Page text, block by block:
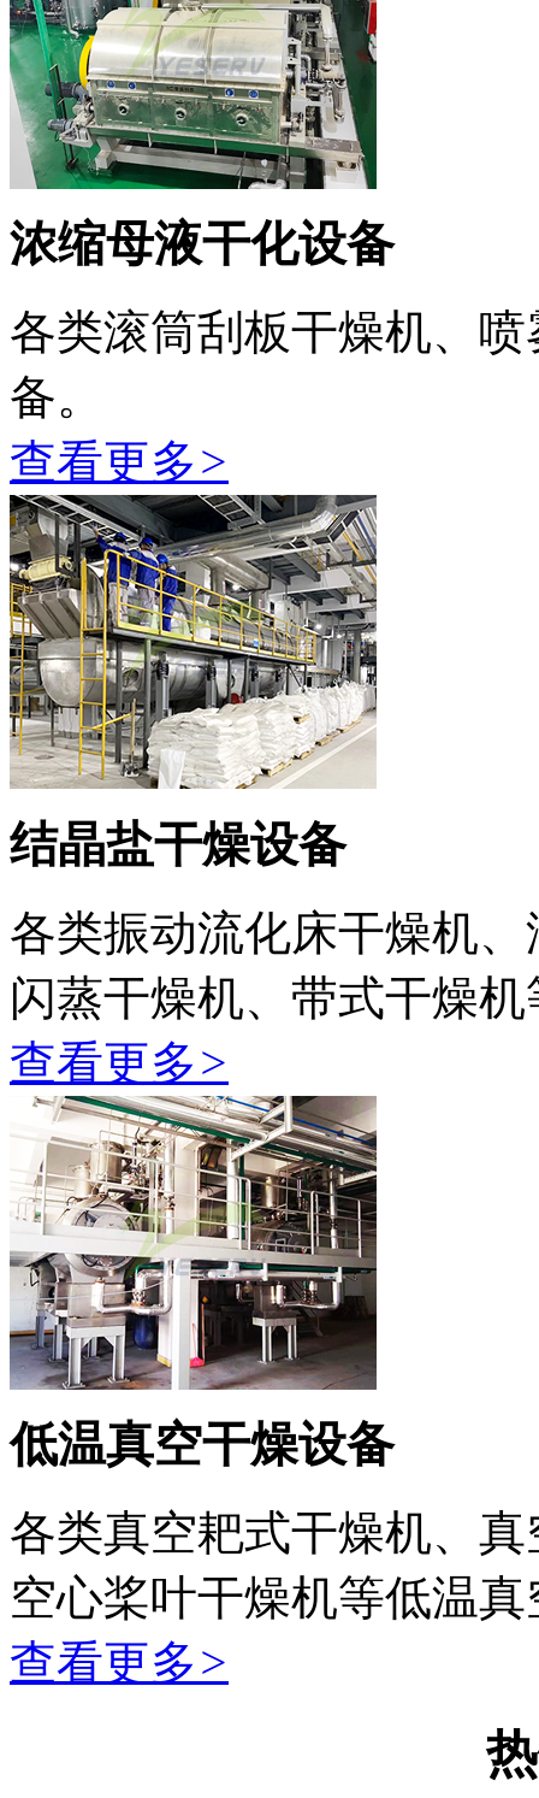
浓缩母液干化设备
各类滚筒刮板干燥机、
备。
查看更多>
结晶盐干燥设备
各类振动流化床干燥机
闪蒸干燥机、带式干燥
查看更多>
低温真空干燥设备
各类真空耙式干燥机、
空心桨叶干燥机等低温
查看更多>